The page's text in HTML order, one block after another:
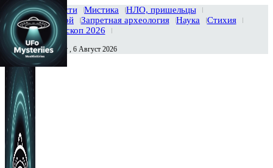
Главная Новости Мистика
НЛО, пришельцы
Тайны вселенной
Запретная археология Наука
Стихия
История
Гороскоп 2026
Сегодня Четверг , 6 Август 2026